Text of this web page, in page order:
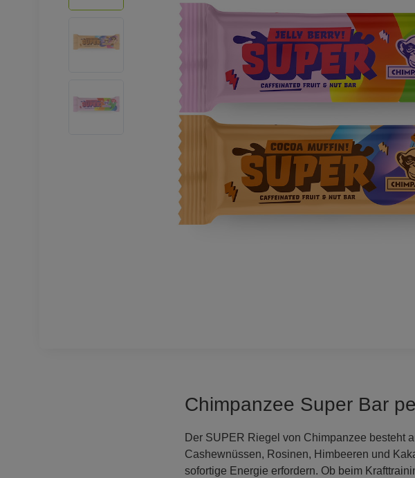
Chimpanzee Super Bar
Der SUPER Riegel von Chimpanzee besteht
Cashewnüssen, Rosinen, Himbeeren und
sofortige Energie erfordern. Ob beim